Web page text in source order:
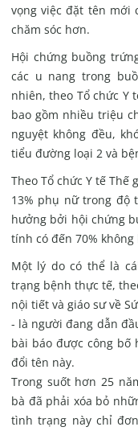
vọng việc đặt tên mới
chăm sóc hơn.
Hội chứng buồng
các u nang trong
nhiên, theo Tổchức Y
bao gồm nhiều triệu
nguyệt không đều,
tiểu đường loại 2 và
Theo Tổ chức Y tế Thế
13% phụ nữ trong độ
hưởng bởi hội chứng
tính có đến 70%
Một lý do có thể là
trạng bệnh thực tế,
nội tiết và giáo sư về
- là người đang dẫn
bài báo được công bố
đổi tên này.
Trong suốt hơn 25
bà đã phải xóa bỏ
tình trạng này chỉ